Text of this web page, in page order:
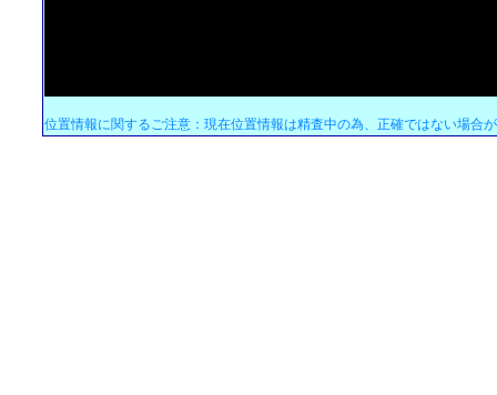
位置情報に関するご注意：現在位置情報は精査中の為、正確ではない場合